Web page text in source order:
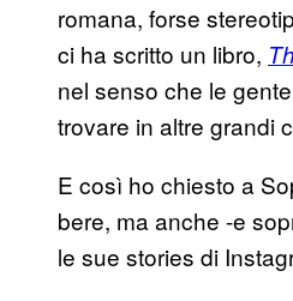
romana, forse
ci ha scritto un libro,
nel senso che le
trovare in altre grandi
E così ho chiesto a
bere, ma anche -e
le sue stories di